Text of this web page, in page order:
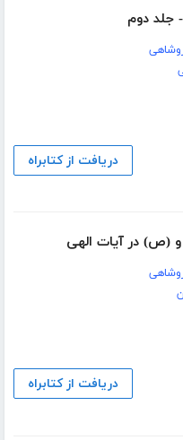
جلد دوم
دریافت از کتابراه
و (ص) در آیات الهی
دریافت از کتابراه